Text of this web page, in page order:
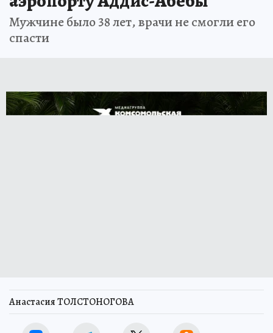
Мужчине было 38 лет, врачи не смогли его
спасти
Анастасия ТОЛСТОНОГОВА